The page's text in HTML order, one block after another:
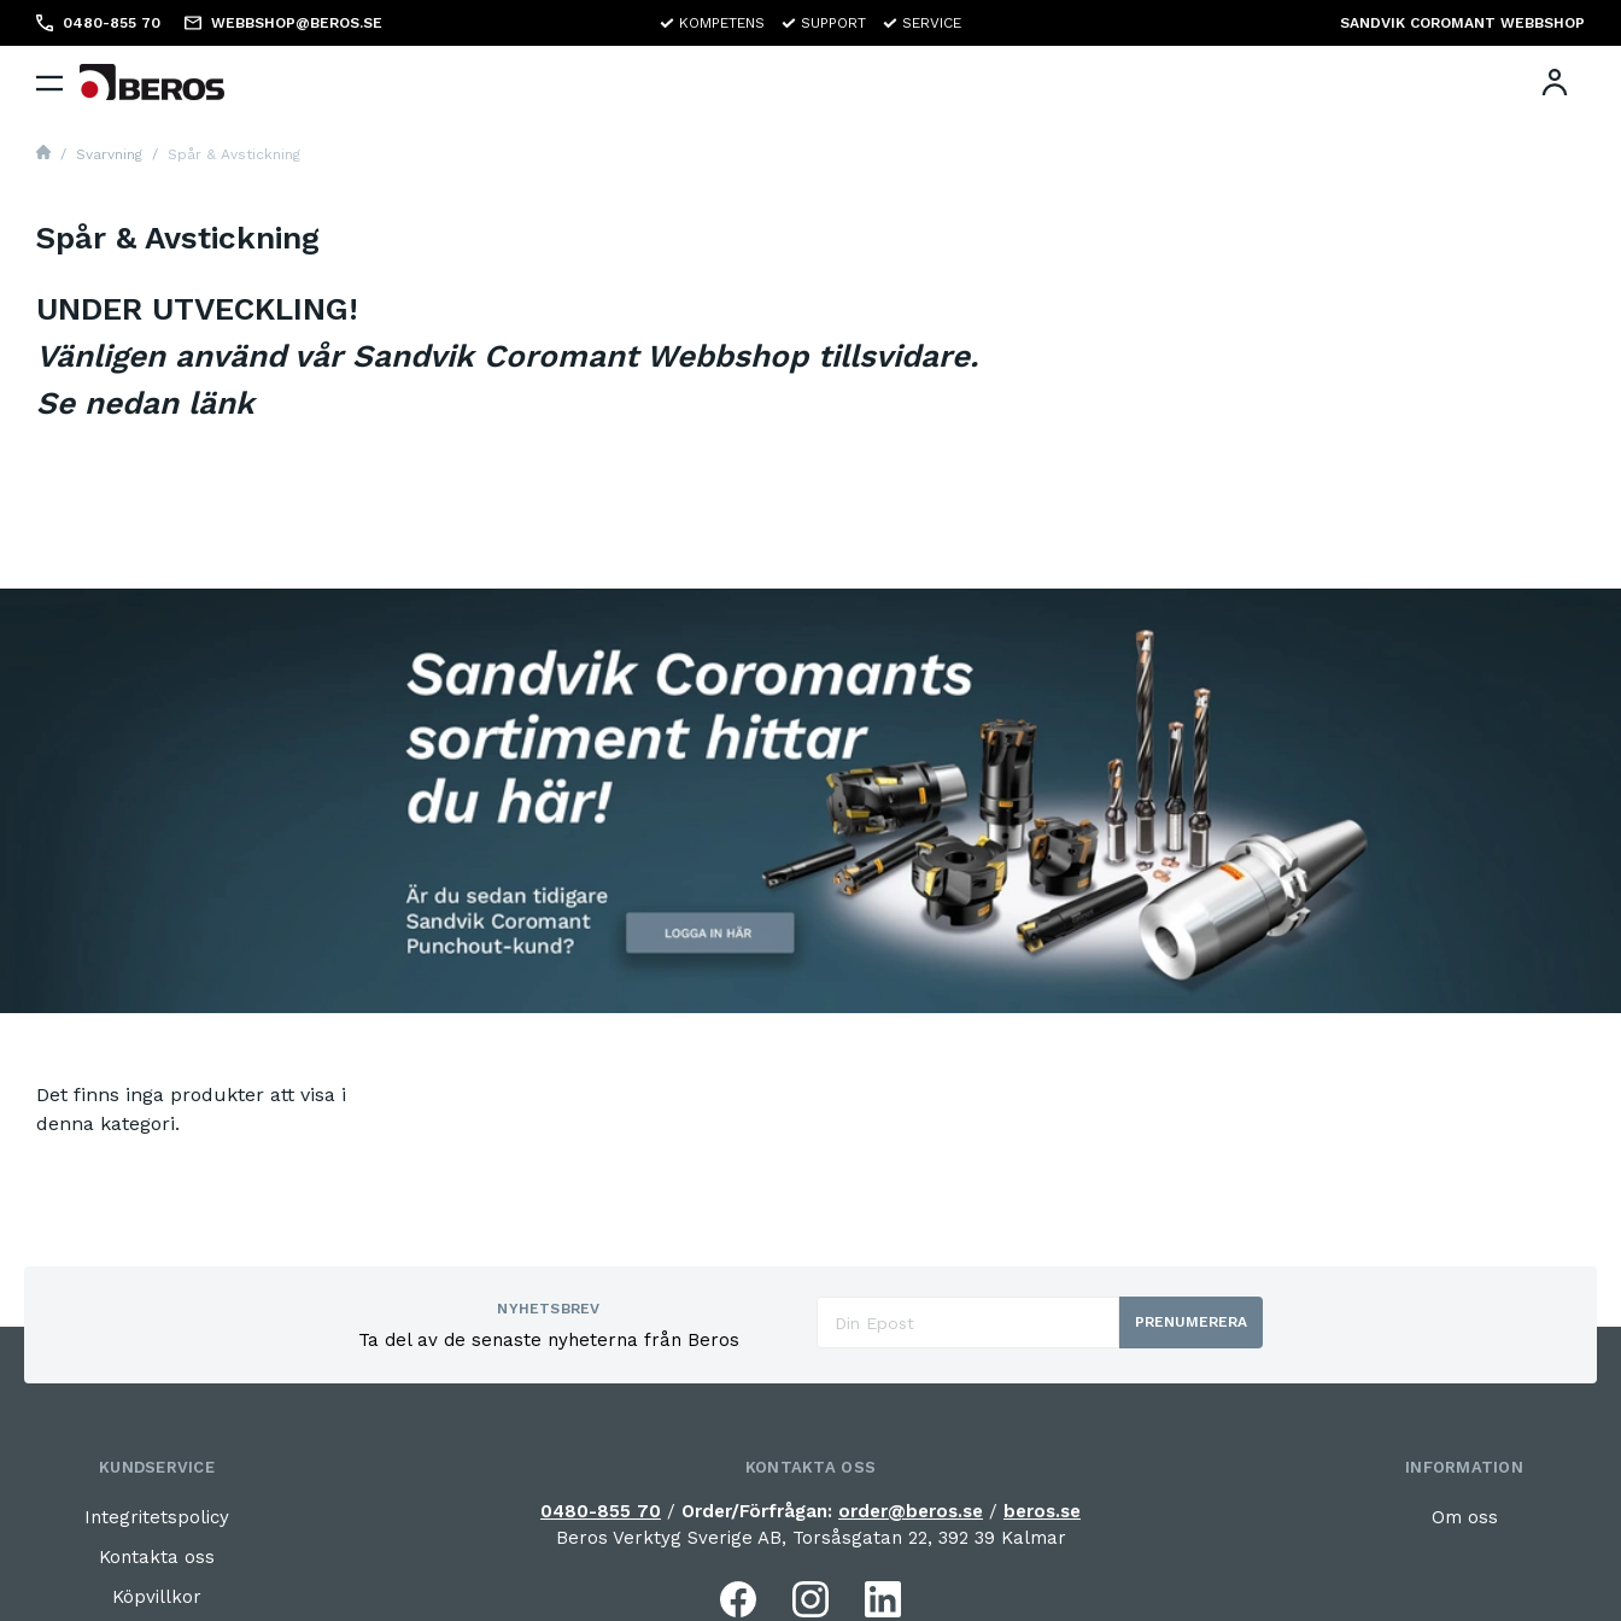
0480-855 70 WEBBSHOP@BEROS.SE SANDVIK COROMANT WEBBSHOP
KOMPETENS SUPPORT SERVICE
Svarvning Spår & Avstickning
Spår & Avstickning
UNDER UTVECKLING!
Vänligen använd vår Sandvik Coromant Webbshop tillsvidare.
Se nedan länk
Det finns inga produkter att visa i
denna kategori.
NYHETSBREV
Ta del av de senaste nyheterna från Beros
PRENUMERERA
KUNDSERVICE
Integritetspolicy
Kontakta oss
Köpvillkor
INFORMATION
Om oss
KONTAKTA OSS
0480-855 70 / Order/Förfrågan: order@beros.se / beros.se
Beros Verktyg Sverige AB, Torsåsgatan 22, 392 39 Kalmar